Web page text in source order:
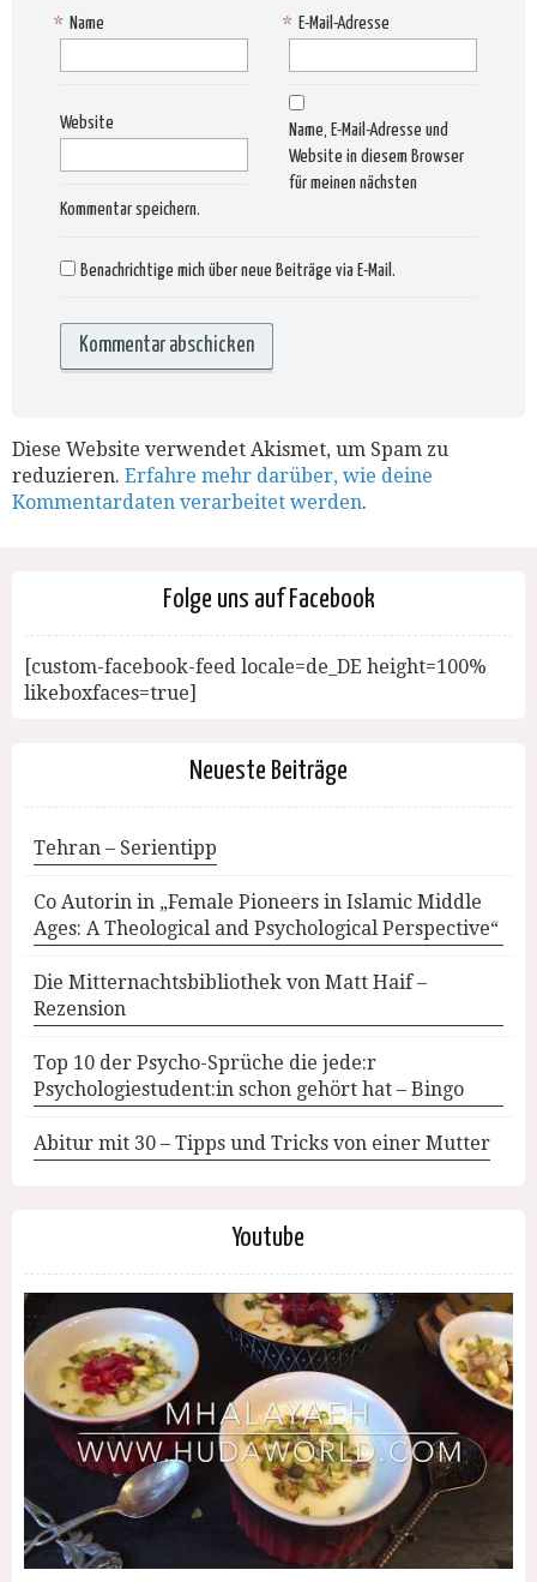
Name
* E-Mail-Adresse
*
Website
Name, E-Mail-Adresse und
Website in diesem Browser
für meinen nächsten
Kommentar speichern.
Benachrichtige mich über neue Beiträge via E-Mail.
Diese Website verwendet Akismet, um Spam zu
reduzieren. Erfahre mehr darüber, wie deine
Kommentardaten verarbeitet werden.
Folge uns auf Facebook
[custom-facebook-feed locale=de_DE height=100%
likeboxfaces=true]
Neueste Beiträge
Tehran – Serientipp
Co Autorin in „Female Pioneers in Islamic Middle
Ages: A Theological and Psychological Perspective“
Die Mitternachtsbibliothek von Matt Haif –
Rezension
Top 10 der Psycho-Sprüche die jede:r
Psychologiestudent:in schon gehört hat – Bingo
Abitur mit 30 – Tipps und Tricks von einer Mutter
Youtube